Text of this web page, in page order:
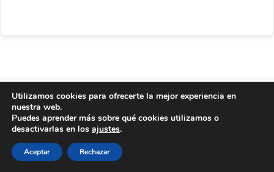
FitKid funciona gracias aWordPress
Utilizamos cookies para ofrecerte la mejor experiencia en
nuestra web.
Puedes aprender más sobre qué cookies utilizamos o
desactivarlas en los ajustes.
Aceptar Rechazar